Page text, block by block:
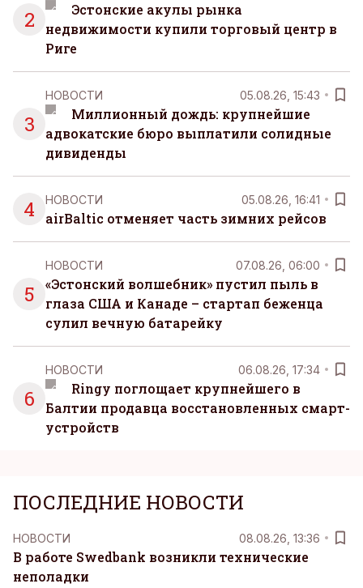
2
Эстонские акулы рынка
недвижимости купили торговый центр в
Риге
3
НОВОСТИ 05.08.26, 15:43
Миллионный дождь: крупнейшие
адвокатские бюро выплатили солидные
дивиденды
4 НОВОСТИ 05.08.26, 16:41
airBaltic отменяет часть зимних рейсов
5
НОВОСТИ 07.08.26, 06:00
«Эстонский волшебник» пустил пыль в
глаза США и Канаде – стартап беженца
сулил вечную батарейку
6
НОВОСТИ 06.08.26, 17:34
Ringy поглощает крупнейшего в
Балтии продавца восстановленных смарт-
устройств
ПОСЛЕДНИЕ НОВОСТИ
НОВОСТИ 08.08.26, 13:36
В работе Swedbank возникли технические
неполадки